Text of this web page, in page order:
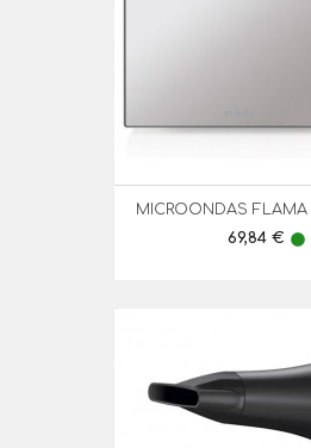
MICROONDAS
Preço
69,84 € lens